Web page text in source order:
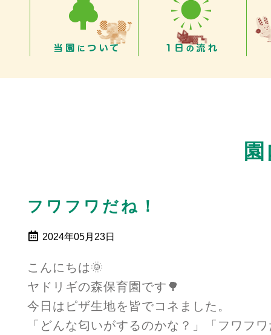
フワフワだね！
2024年05月23日
こんにちは🌞
ヤドリギの森保育園です🌳
今日はピザ生地を皆でコネました。
「どんな匂いがするのかな？」「フワフ